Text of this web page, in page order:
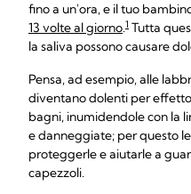
fino a un'ora, e il tuo
13 volte al giorno.1 Tutta
la saliva possono causare
Pensa, ad esempio, alle
diventano dolenti per
bagni, inumidendole con la
e danneggiate; per questo
proteggerle e aiutarle a
capezzoli.